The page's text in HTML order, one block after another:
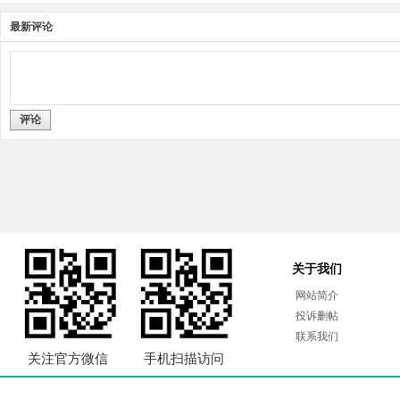
最新评论
评论
关注官方微信 手机扫描访问
关于我们
网站简介
投诉删帖
联系我们